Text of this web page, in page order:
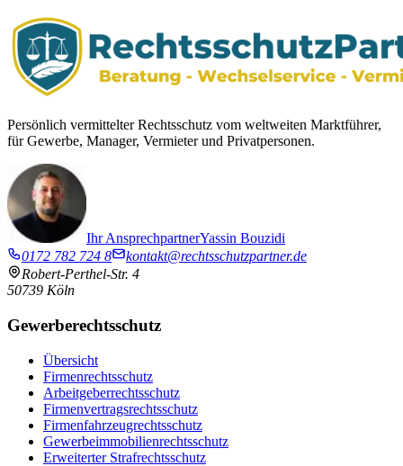
Persönlich vermittelter Rechtsschutz vom weltweiten Marktführer,
für Gewerbe, Manager, Vermieter und Privatpersonen.
Ihr AnsprechpartnerYassin Bouzidi
0172 782 724 8
kontakt@rechtsschutzpartner.de
Robert-Perthel-Str. 4
50739 Köln
Gewerberechtsschutz
Übersicht
Firmenrechtsschutz
Arbeitgeberrechtsschutz
Firmenvertragsrechtsschutz
Firmenfahrzeugrechtsschutz
Gewerbeimmobilien­rechtsschutz
Erweiterter Strafrechtsschutz